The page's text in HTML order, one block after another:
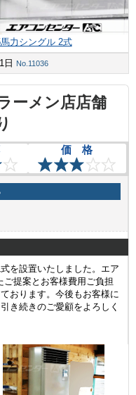
力シングル 2式
日
No.11036
ーメン店店舗
価 格
を設置いたしました。エア
ご提案とお客様費用ご負担
おります。今後もお客様に
き続きのご愛顧をよろしく